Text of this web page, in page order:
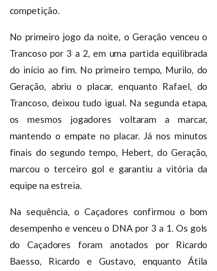
competição.
No primeiro jogo da noite, o Geração venceu o
Trancoso por 3 a 2, em uma partida equilibrada
do início ao fim. No primeiro tempo, Murilo, do
Geração, abriu o placar, enquanto Rafael, do
Trancoso, deixou tudo igual. Na segunda etapa,
os mesmos jogadores voltaram a marcar,
mantendo o empate no placar. Já nos minutos
finais do segundo tempo, Hebert, do Geração,
marcou o terceiro gol e garantiu a vitória da
equipe na estreia.
Na sequência, o Caçadores confirmou o bom
desempenho e venceu o DNA por 3 a 1. Os gols
do Caçadores foram anotados por Ricardo
Baesso, Ricardo e Gustavo, enquanto Átila